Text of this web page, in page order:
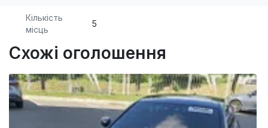
Кількість
місць
5
Схожі оголошення